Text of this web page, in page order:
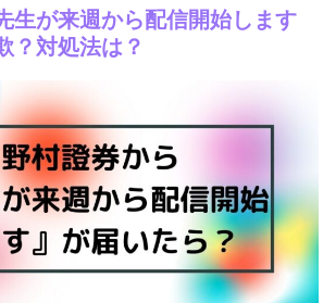
生が来週から配信開始します
？対処法は？